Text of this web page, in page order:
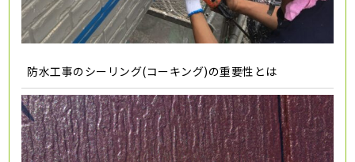
防水工事のシーリング(コーキング)の重要性とは